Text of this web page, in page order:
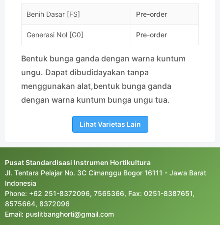
Benih Dasar [FS] Pre-order
Generasi Nol [G0] Pre-order
Bentuk bunga ganda dengan warna kuntum
ungu. Dapat dibudidayakan tanpa
menggunakan alat,bentuk bunga ganda
dengan warna kuntum bunga ungu tua.
Lihat Varietas Lain
Pusat Standardisasi Instrumen Hortikultura
Jl. Tentara Pelajar No. 3C Cimanggu Bogor 16111 - Jawa Barat
Indonesia
Phone: +62 251-8372096, 7565366, Fax: 0251-8387651,
8575664, 8372096
Email: puslitbanghorti@gmail.com